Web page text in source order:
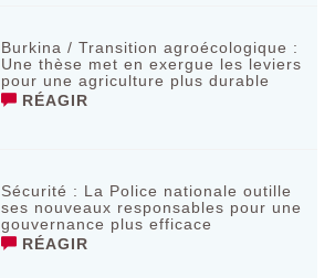
Burkina / Transition agroécologique :
Une thèse met en exergue les leviers
pour une agriculture plus durable
RÉAGIR
Sécurité : La Police nationale outille
ses nouveaux responsables pour une
gouvernance plus efficace
RÉAGIR